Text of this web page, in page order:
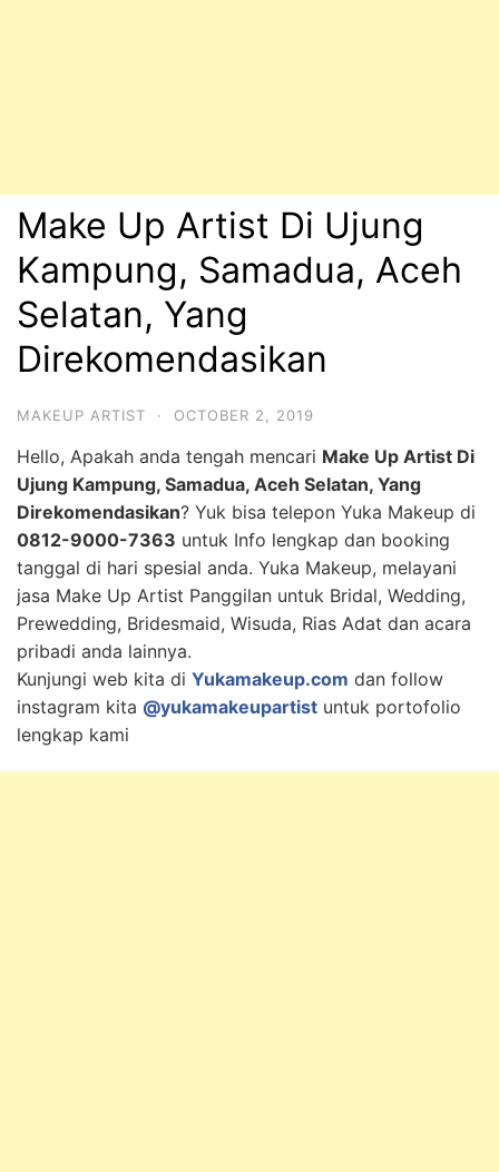
Make Up Artist Di Ujung
Kampung, Samadua, Aceh
Selatan, Yang
Direkomendasikan
MAKEUP ARTIST · OCTOBER 2, 2019
Hello, Apakah anda tengah mencari Make Up Artist Di
Ujung Kampung, Samadua, Aceh Selatan, Yang
Direkomendasikan? Yuk bisa telepon Yuka Makeup di
0812-9000-7363 untuk Info lengkap dan booking
tanggal di hari spesial anda. Yuka Makeup, melayani
jasa Make Up Artist Panggilan untuk Bridal, Wedding,
Prewedding, Bridesmaid, Wisuda, Rias Adat dan acara
pribadi anda lainnya.
Kunjungi web kita di Yukamakeup.com dan follow
instagram kita @yukamakeupartist untuk portofolio
lengkap kami